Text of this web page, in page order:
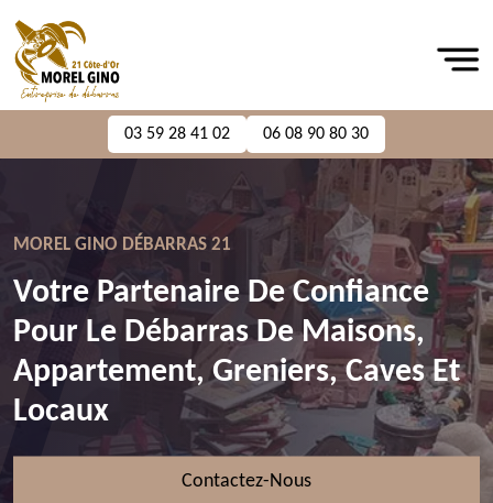
03 59 28 41 02 06 08 90 80 30
MOREL GINO DÉBARRAS 21
Votre Partenaire De Confiance
Pour Le Débarras De Maisons,
Appartement, Greniers, Caves Et
Locaux
Contactez-Nous